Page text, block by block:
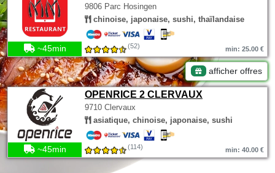
9806 Parc Hosingen
chinoise, japonaise, sushi, thaïlandaise
~45min (52) min: 25.00 €
afficher offres
OPENRICE 2 CLERVAUX
9710 Clervaux
asiatique, chinoise, japonaise, sushi
~45min (114) min: 40.00 €